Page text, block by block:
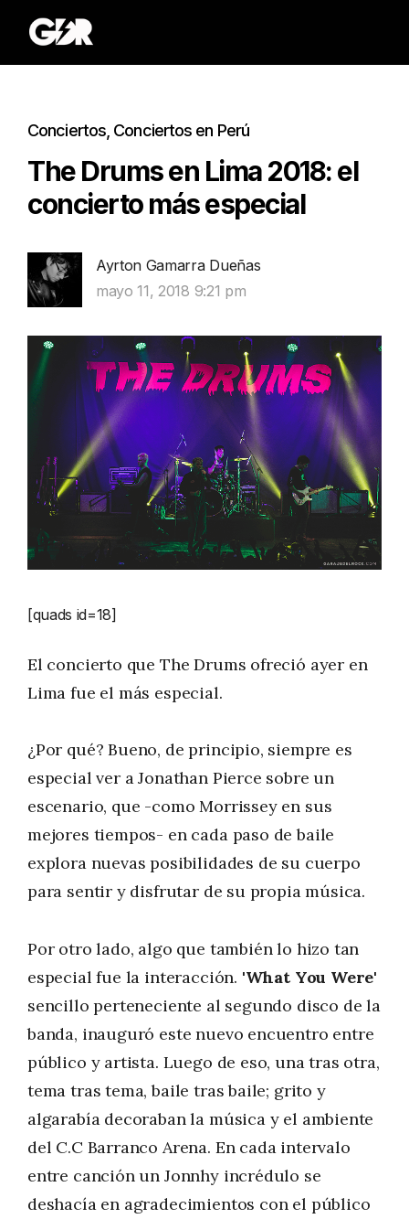
Conciertos Conciertos en Perú
The Drums en Lima 2018: el
concierto más especial
Ayrton Gamarra Dueñas
mayo 11, 2018 9:21 pm
[quads id=18]
El concierto que The Drums ofreció ayer en
Lima fue el más especial.
¿Por qué? Bueno, de principio, siempre es
especial ver a Jonathan Pierce sobre un
escenario, que -como Morrissey en sus
mejores tiempos- en cada paso de baile
explora nuevas posibilidades de su cuerpo
para sentir y disfrutar de su propia música.
Por otro lado, algo que también lo hizo tan
especial fue la interacción. 'What You Were'
sencillo perteneciente al segundo disco de la
banda, inauguró este nuevo encuentro entre
público y artista. Luego de eso, una tras otra,
tema tras tema, baile tras baile; grito y
algarabía decoraban la música y el ambiente
del C.C Barranco Arena. En cada intervalo
entre canción un Jonnhy incrédulo se
deshacía en agradecimientos con el público